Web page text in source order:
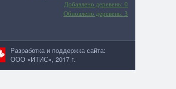
Добавлено деревень: 0
Обновлено деревень: 3
Разработка и поддержка сайта:
ООО «ИТИС», 2017 г.